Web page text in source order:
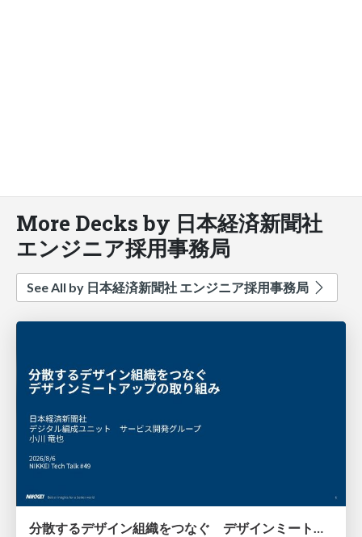
More Decks by 日本経済新聞社
エンジニア採用事務局
See All by 日本経済新聞社 エンジニア採用事務局
分散するデザイン組織をつなぐ デザインミートアップの取り組み/nikkei-tech-talk49